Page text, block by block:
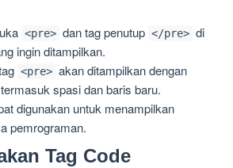
<pre> dan tag penutup </pre> di
ingin ditampilkan.
<pre> akan ditampilkan dengan
spasi dan baris baru.
digunakan untuk menampilkan
pemrograman.
Tag Code